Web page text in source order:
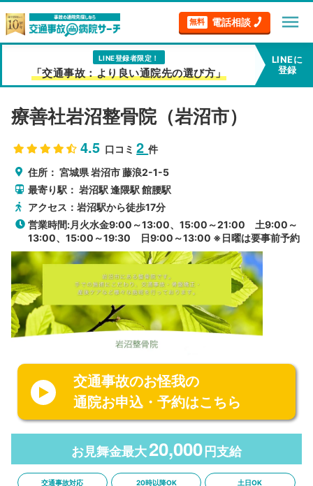
無料 電話相談 menu
LINE登録者限定！
「交通事故：より良い通院先の選び方」
LINEに
登録
療善社岩沼整骨院（岩沼市）
4.5 口コミ2件
住所：宮城県岩沼市藤浪2-1-5
最寄り駅：岩沼駅 逢隈駅 館腰駅
アクセス：岩沼駅から徒歩17分
営業時間:月火水金9:00～13:00、15:00～21:00 土9:00～
13:00、15:00～19:30 日9:00～13:00 ※日曜は要事前予約
交通事故のお怪我の
通院お申込・予約はこちら
お見舞金最大20,000 円支給
交通事故対応 20時以降OK 土日OK